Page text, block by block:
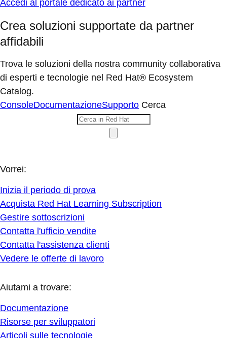
Accedi al portale dedicato ai partner
Crea soluzioni supportate da partner
affidabili
Trova le soluzioni della nostra community collaborativa
di esperti e tecnologie nel Red Hat® Ecosystem
Catalog.
ConsoleDocumentazioneSupporto Cerca
Vorrei:
Inizia il periodo di prova
Acquista Red Hat Learning Subscription
Gestire sottoscrizioni
Contatta l'ufficio vendite
Contatta l'assistenza clienti
Vedere le offerte di lavoro
Aiutami a trovare:
Documentazione
Risorse per sviluppatori
Articoli sulle tecnologie